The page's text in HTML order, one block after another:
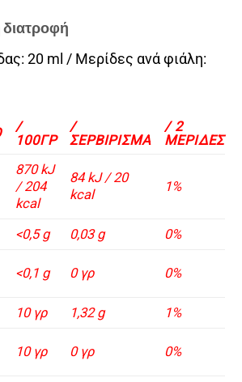
διατροφή
20 ml / Μερίδες ανά φιάλη:
/
100ΓΡ
/
ΣΕΡΒΊΡΙΣΜΑ
/ 2
ΜΕΡΊΔΕΣ
870 kJ
/ 204
kcal
84 kJ / 20
kcal
1%
<0,5 g 0,03 g
0%
<0,1 g 0 γρ 0%
10 γρ 1,32 g
1%
10 γρ 0 γρ 0%